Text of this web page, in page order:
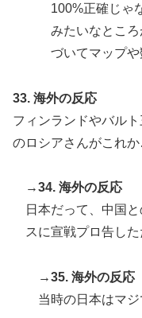
100%正確じゃ
みたいなとこ
づいてマップや
33. 海外の反応
フィンランドやバル
のロシアさんがこれ
→34. 海外の反応
日本だって、中国
スに宣戦プロ告し
→35. 海外の反応
当時の日本はマジ